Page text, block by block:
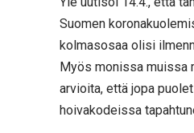
Suomen
kolmasosaa olisi
Myös monissa muissa
arvioita, että jopa
hoivakodeissa